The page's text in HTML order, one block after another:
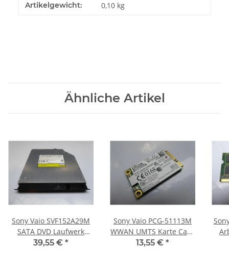
Artikelgewicht: 0,10 kg
Ähnliche Artikel
Sony Vaio SVF152A29M
SATA DVD Laufwerk
9,5mm Ultra Slim UJ8E2
39,55 € *
Sony Vaio PCG-51113M
WWAN UMTS Karte Card
Gobi2000 #3971
13,55 € *